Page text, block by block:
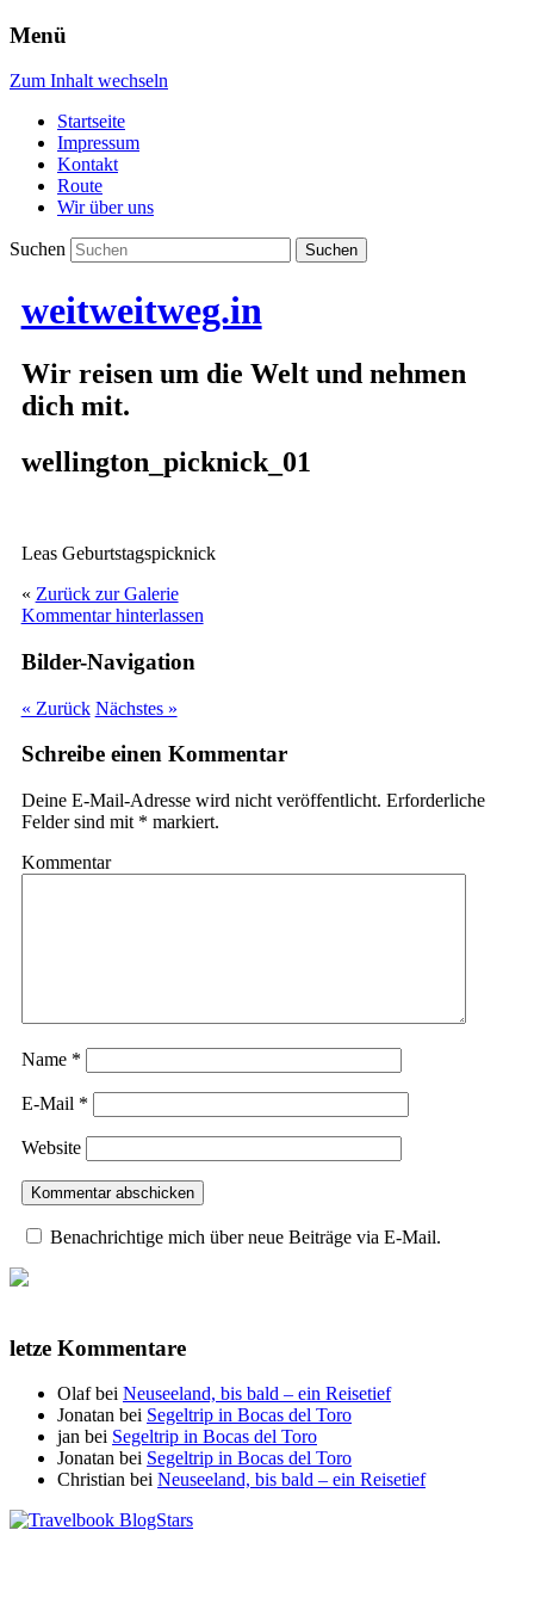
Menü
Zum Inhalt wechseln
Startseite
Impressum
Kontakt
Route
Wir über uns
Suchen
weitweitweg.in
Wir reisen um die Welt und nehmen
dich mit.
wellington_picknick_01
Leas Geburtstagspicknick
« Zurück zur Galerie
Kommentar hinterlassen
Bilder-Navigation
« Zurück Nächstes »
Schreibe einen Kommentar
Deine E-Mail-Adresse wird nicht veröffentlicht. Erforderliche
Felder sind mit * markiert.
Kommentar
Name *
E-Mail *
Website
Benachrichtige mich über neue Beiträge via E-Mail.
letze Kommentare
Olafbei Neuseeland, bis bald – ein Reisetief
Jonatan bei Segeltrip in Bocas del Toro
jan bei Segeltrip in Bocas del Toro
Jonatan bei Segeltrip in Bocas del Toro
Christian bei Neuseeland, bis bald – ein Reisetief